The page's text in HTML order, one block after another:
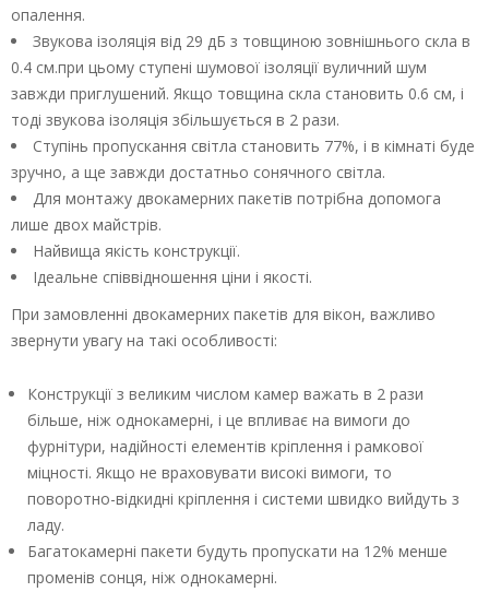
опалення.
Звукова ізоляція від 29 дБ з товщиною зовнішнього скла в
0.4 см.при цьому ступені шумової ізоляції вуличний шум
завжди приглушений. Якщо товщина скла становить 0.6 см, і
тоді звукова ізоляція збільшується в 2 рази.
Ступінь пропускання світла становить 77%, і в кімнаті буде
зручно, а ще завжди достатньо сонячного світла.
Для монтажу двокамерних пакетів потрібна допомога
лише двох майстрів.
Найвища якість конструкції.
Ідеальне співвідношення ціни і якості.
При замовленні двокамерних пакетів для вікон, важливо
звернути увагу на такі особливості:
Конструкції з великим числом камер важать в 2 рази
більше, ніж однокамерні, і це впливає на вимоги до
фурнітури, надійності елементів кріплення і рамкової
міцності. Якщо не враховувати високі вимоги, то
поворотно-відкидні кріплення і системи швидко вийдуть з
ладу.
Багатокамерні пакети будуть пропускати на 12% менше
променів сонця, ніж однокамерні.